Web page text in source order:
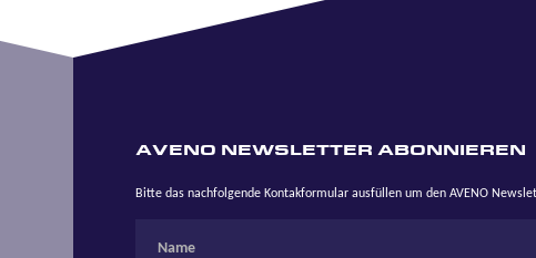
AVENO NEWSLETTER ABONNIEREN
Bitte das nachfolgende Kontakformular ausfüllen um den AVENO